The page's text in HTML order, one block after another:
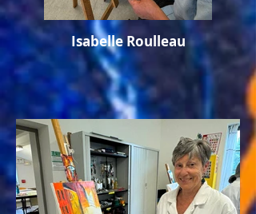
Isabelle Roulleau